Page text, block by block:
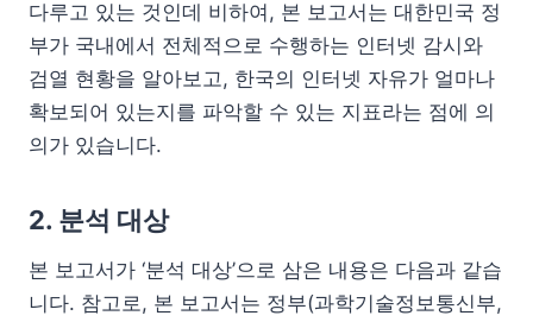
다루고 있는 것인데 비하여, 본 보고서는 대한민국 정
부가 국내에서 전체적으로 수행하는 인터넷 감시와
검열 현황을 알아보고, 한국의 인터넷 자유가 얼마나
확보되어 있는지를 파악할 수 있는 지표라는 점에 의
의가 있습니다.
2. 분석 대상
본 보고서가 ‘분석 대상’으로 삼은 내용은 다음과 같습
니다. 참고로, 본 보고서는 정부(과학기술정보통신부,